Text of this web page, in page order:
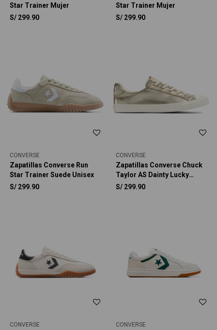
Star Trainer Mujer
S/ 299.90
Star Trainer Mujer
S/ 299.90
CONVERSE
Zapatillas Converse Run
Star Trainer Suede Unisex
S/ 299.90
CONVERSE
Zapatillas Converse Chuck
Taylor AS Dainty Lucky
Metallic Unisex
S/ 299.90
CONVERSE CONVERSE